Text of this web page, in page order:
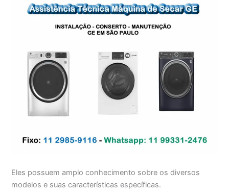
Eles possuem amplo conhecimento sobre os diversos
modelos e suas características específicas.